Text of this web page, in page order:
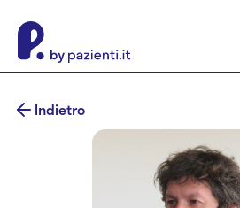
Indietro